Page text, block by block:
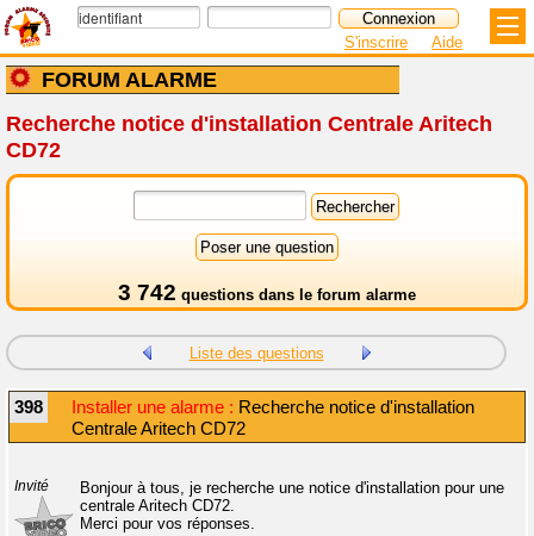
FORUM ALARME
S'inscrire Aide
Recherche notice d'installation Centrale Aritech
CD72
3 742 questions dans le forum alarme
Liste des questions
398 Installer une alarme : Recherche notice d'installation
Centrale Aritech CD72
Invité
Bonjour à tous, je recherche une notice d'installation pour une
centrale Aritech CD72.
Merci pour vos réponses.